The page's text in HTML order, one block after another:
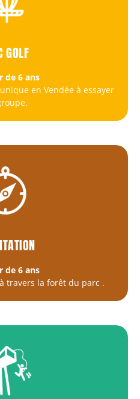
GOLF
de 6 ans
en Vendée à essayer
de 6 ans
travers la forêt du parc .